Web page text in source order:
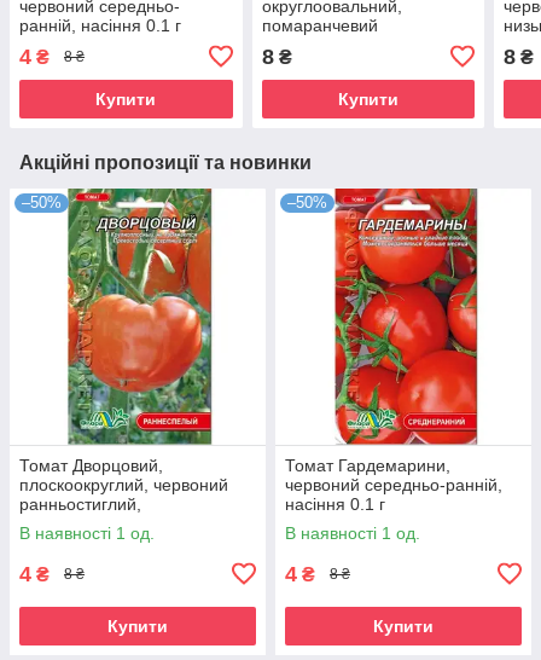
червоний середньо-
ранній, насіння 0.1 г
4 ₴ 8 ₴
Купити
округлоовальний,
помаранчевий
низькорослий середньо-
ранній, насіння 0.1 г
8₴
Купити
0.1 г
8 ₴
Акційні пропозиції та новинки
–50%
Томат Дворцовий,
плоскоокруглий, червоний
ранньостиглий,
середньорослий,
універсальний, насіння 0.1г
В наявності 1 од.
4 ₴ 8 ₴
Купити
–50%
Томат Гардемарини,
червоний середньо-ранній,
насіння 0.1 г
В наявності 1 од.
4 ₴ 8 ₴
Купити